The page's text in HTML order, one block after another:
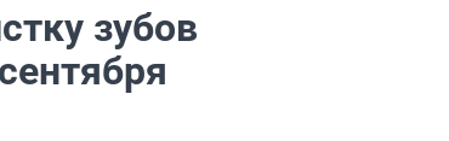
зубов